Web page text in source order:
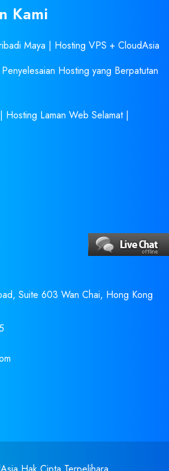
Kami
Maya | Hosting VPS + CloudAsia
Hosting yang Berpatutan
Laman Web Selamat |
Suite 603 Wan Chai, Hong Kong